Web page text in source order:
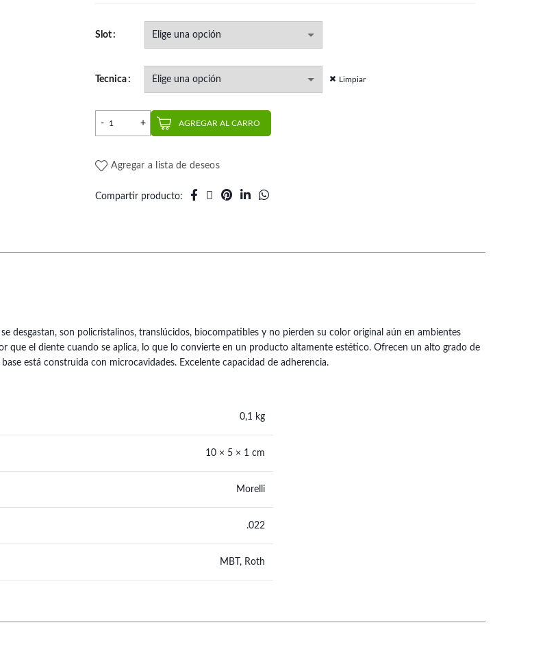
Slot
Tecnica Limpiar
Kit Bracket Cerámico | Morelli cantidad
AGREGAR AL CARRO
Agregar a lista de deseos
Compartir producto
desgastan, son policristalinos, translúcidos, biocompatibles y no pierden su color original aún en ambientes
que el diente cuando se aplica, lo que lo convierte en un producto altamente estético. Ofrecen un alto grado de
está construida con microcavidades. Excelente capacidad de adherencia.
0,1 kg
10 × 5 × 1 cm
Morelli
.022
MBT, Roth